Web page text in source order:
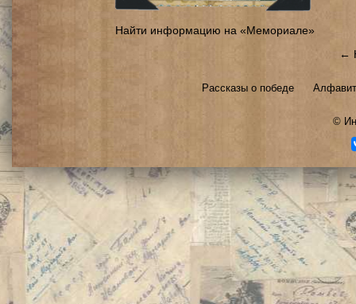
Найти информацию на «Мемориале»
←
Рассказы о победе
©